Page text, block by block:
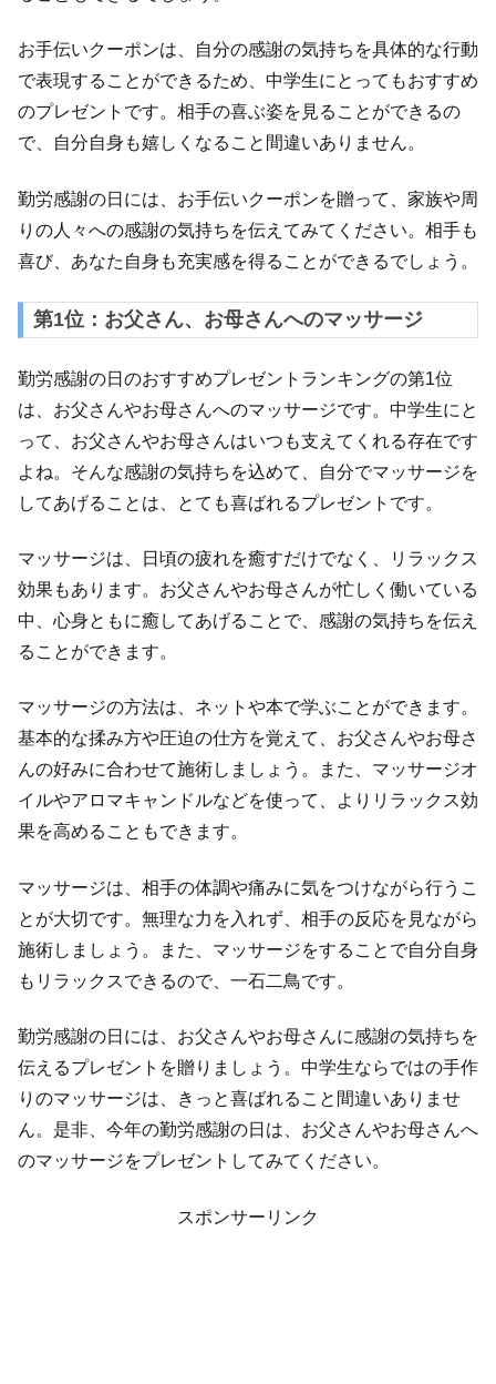
お手伝いクーポンは、自分の感謝の気持ちを具体的な行動
で表現することができるため、中学生にとってもおすすめ
のプレゼントです。相手の喜ぶ姿を見ることができるの
で、自分自身も嬉しくなること間違いありません。
勤労感謝の日には、お手伝いクーポンを贈って、家族や周
りの人々への感謝の気持ちを伝えてみてください。相手も
喜び、あなた自身も充実感を得ることができるでしょう。
第1位：お父さん、お母さんへのマッサージ
勤労感謝の日のおすすめプレゼントランキングの第1位
は、お父さんやお母さんへのマッサージです。中学生にと
って、お父さんやお母さんはいつも支えてくれる存在です
よね。そんな感謝の気持ちを込めて、自分でマッサージを
してあげることは、とても喜ばれるプレゼントです。
マッサージは、日頃の疲れを癒すだけでなく、リラックス
効果もあります。お父さんやお母さんが忙しく働いている
中、心身ともに癒してあげることで、感謝の気持ちを伝え
ることができます。
マッサージの方法は、ネットや本で学ぶことができます。
基本的な揉み方や圧迫の仕方を覚えて、お父さんやお母さ
んの好みに合わせて施術しましょう。また、マッサージオ
イルやアロマキャンドルなどを使って、よりリラックス効
果を高めることもできます。
マッサージは、相手の体調や痛みに気をつけながら行うこ
とが大切です。無理な力を入れず、相手の反応を見ながら
施術しましょう。また、マッサージをすることで自分自身
もリラックスできるので、一石二鳥です。
勤労感謝の日には、お父さんやお母さんに感謝の気持ちを
伝えるプレゼントを贈りましょう。中学生ならではの手作
りのマッサージは、きっと喜ばれること間違いありませ
ん。是非、今年の勤労感謝の日は、お父さんやお母さんへ
のマッサージをプレゼントしてみてください。
スポンサーリンク